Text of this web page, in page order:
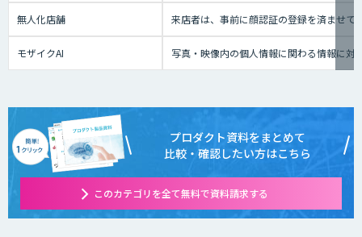
無人化店舗 来店者は、事前に顔認証の登録を済ませて
モザイクAI 写真・映像内の個人情報に関わる情報に
プロダクト資料をまとめて
比較・確認したい方はこちら
このカテゴリを全て無料で資料請求する